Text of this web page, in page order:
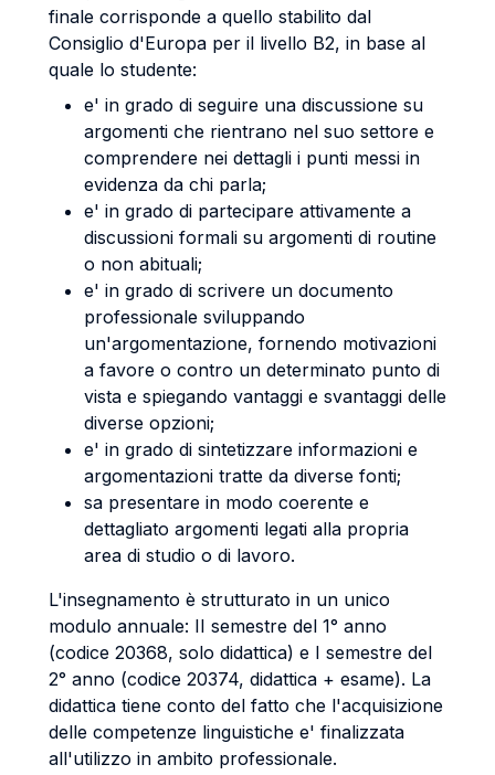
finale corrisponde a quello stabilito dal
Consiglio d'Europa per il livello B2, in base al
quale lo studente:
e' in grado di seguire una discussione su
argomenti che rientrano nel suo settore e
comprendere nei dettagli i punti messi in
evidenza da chi parla;
e' in grado di partecipare attivamente a
discussioni formali su argomenti di routine
o non abituali;
e' in grado di scrivere un documento
professionale sviluppando
un'argomentazione, fornendo motivazioni
a favore o contro un determinato punto di
vista e spiegando vantaggi e svantaggi delle
diverse opzioni;
e' in grado di sintetizzare informazioni e
argomentazioni tratte da diverse fonti;
sa presentare in modo coerente e
dettagliato argomenti legati alla propria
area di studio o di lavoro.
L'insegnamento è strutturato in un unico
modulo annuale: II semestre del 1° anno
(codice 20368, solo didattica) e I semestre del
2° anno (codice 20374, didattica + esame). La
didattica tiene conto del fatto che l'acquisizione
delle competenze linguistiche e' finalizzata
all'utilizzo in ambito professionale.